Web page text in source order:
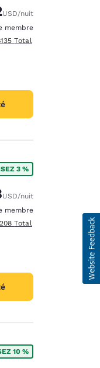
:
USD/nuit
membre
les détails totaux
Total
3 %
:
USD/nuit
membre
les détails totaux
Total
10 %